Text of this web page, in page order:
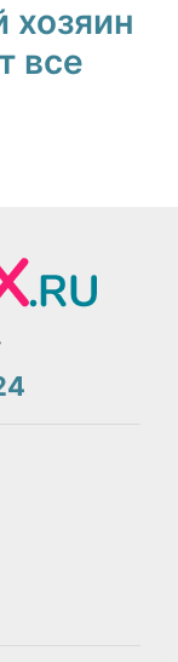
все